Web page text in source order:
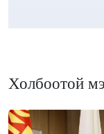
Холбоотой